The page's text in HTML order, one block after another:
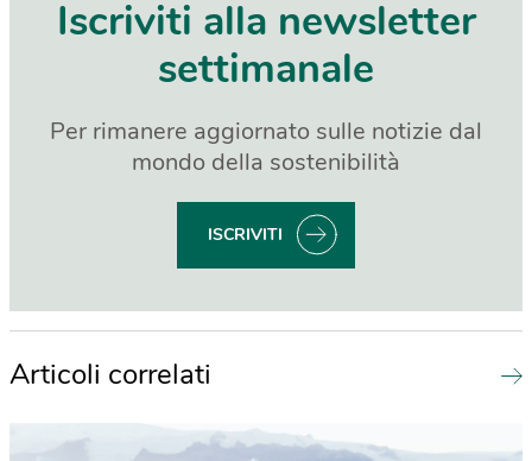
Iscriviti alla newsletter
settimanale
Per rimanere aggiornato sulle notizie dal
mondo della sostenibilità
ISCRIVITI
Articoli correlati